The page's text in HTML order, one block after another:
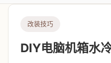
改装技巧
DIY电脑机箱水